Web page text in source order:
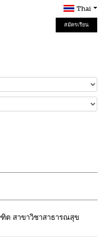
Thai
สมัครเรียน
Online
ต สาขาวิชาสาธารณสุข